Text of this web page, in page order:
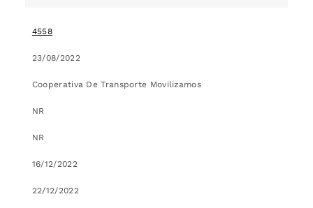
4558
23/08/2022
Cooperativa De Transporte Movilizamos
NR
NR
16/12/2022
22/12/2022